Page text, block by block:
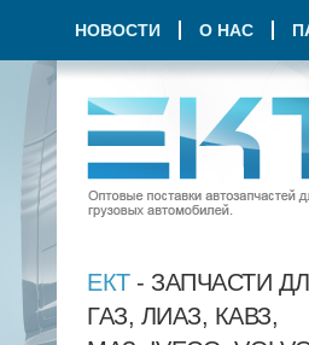
НОВОСТИ О НАС
ЕКТ- ЗАПЧАСТИ
ГАЗ, ЛИАЗ, КАВЗ,